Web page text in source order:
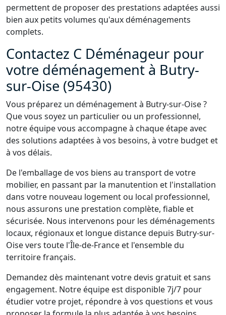
permettent de proposer des prestations adaptées aussi
bien aux petits volumes qu'aux déménagements
complets.
Contactez C Déménageur pour
votre déménagement à Butry-
sur-Oise (95430)
Vous préparez un déménagement à Butry-sur-Oise ?
Que vous soyez un particulier ou un professionnel,
notre équipe vous accompagne à chaque étape avec
des solutions adaptées à vos besoins, à votre budget et
à vos délais.
De l'emballage de vos biens au transport de votre
mobilier, en passant par la manutention et l'installation
dans votre nouveau logement ou local professionnel,
nous assurons une prestation complète, fiable et
sécurisée. Nous intervenons pour les déménagements
locaux, régionaux et longue distance depuis Butry-sur-
Oise vers toute l'Île-de-France et l'ensemble du
territoire français.
Demandez dès maintenant votre devis gratuit et sans
engagement. Notre équipe est disponible 7j/7 pour
étudier votre projet, répondre à vos questions et vous